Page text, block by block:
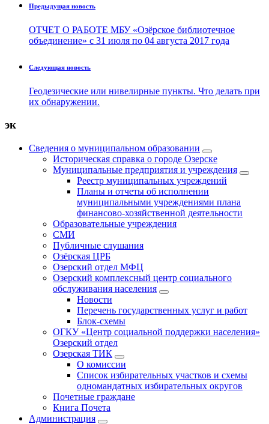
Предыдущая новость
ОТЧЕТ О РАБОТЕ МБУ «Озёрское библиотечное
объединение» с 31 июля по 04 августа 2017 года
Следующая новость
Геодезические или нивелирные пункты. Что делать при
их обнаружении.
эк
Сведения о муниципальном образовании
Историческая справка о городе Озерске
Муниципальные предприятия и учреждения
Реестр муниципальных учреждений
Планы и отчеты об исполнении
муниципальными учреждениями плана
финансово-хозяйственной деятельности
Образовательные учреждения
СМИ
Публичные слушания
Озёрская ЦРБ
Озерский отдел МФЦ
Озерский комплексный центр социального
обслуживания населения
Новости
Перечень государственных услуг и работ
Блок-схемы
ОГКУ «Центр социальной поддержки населения»
Озерский отдел
Озерская ТИК
О комиссии
Список избирательных участков и схемы
одномандатных избирательных округов
Почетные граждане
Книга Почета
Администрация